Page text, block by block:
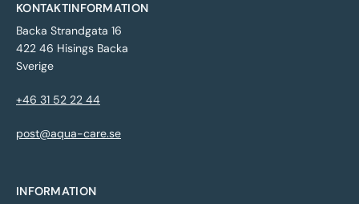
KONTAKTINFORMATION
Backa Strandgata 16
422 46 Hisings Backa
Sverige
+46 31 52 22 44
post@aqua-care.se
INFORMATION